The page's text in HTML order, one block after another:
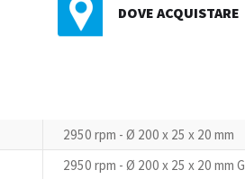
DOVE ACQUISTARE
2950 rpm - Ø 200 x 25 x 20 mm
2950 rpm - Ø 200 x 25 x 20 mm